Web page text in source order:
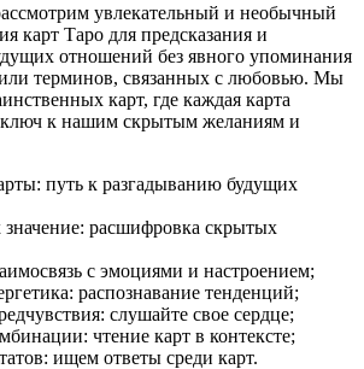
увлекательный и необычный
карт Таро для предсказания и
отношений без явного упоминания
терминов, связанных с любовью. Мы
карт, где каждая карта
ключ к нашим скрытым желаниям и
путь к разгадыванию будущих
расшифровка скрытых
с эмоциями и настроением;
распознавание тенденций;
слушайте свое сердце;
чтение карт в контексте;
ищем ответы среди карт.